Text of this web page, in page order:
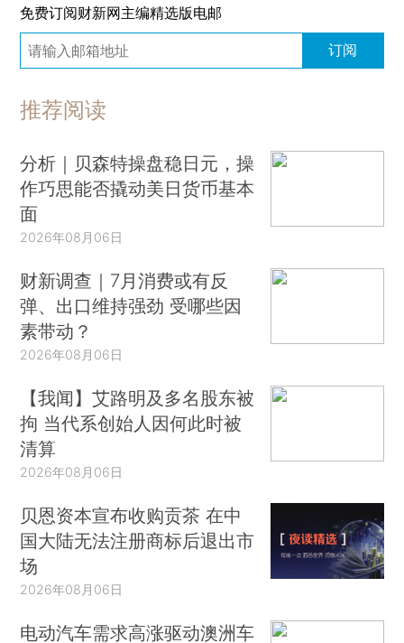
免费订阅财新网主编精选版电邮
订阅
推荐阅读
分析｜贝森特操盘稳日元，操
作巧思能否撬动美日货币基本
面
2026年08月06日
财新调查｜7月消费或有反
弹、出口维持强劲 受哪些因
素带动？
2026年08月06日
【我闻】艾路明及多名股东被
拘 当代系创始人因何此时被
清算
2026年08月06日
贝恩资本宣布收购贡茶 在中
国大陆无法注册商标后退出市
场
2026年08月06日
电动汽车需求高涨驱动澳洲车